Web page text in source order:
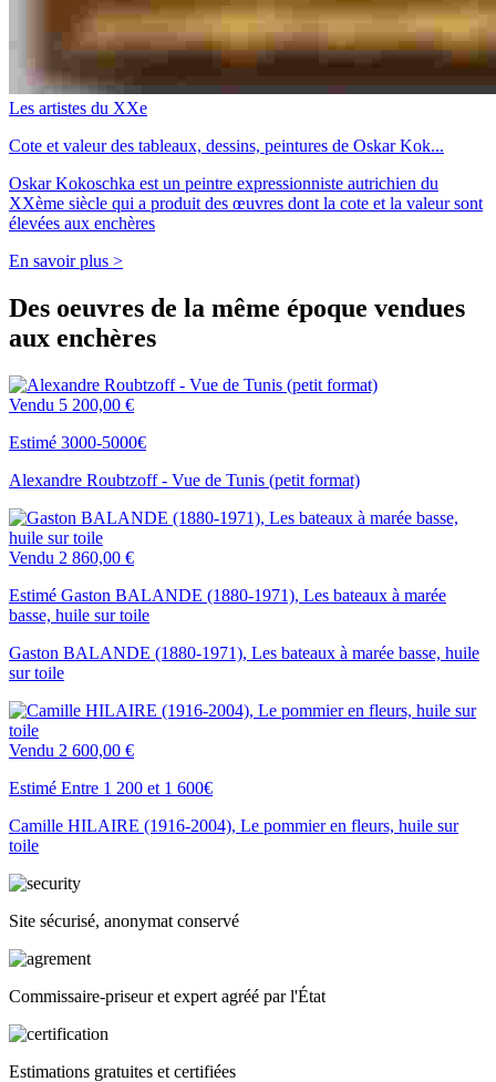
Les artistes du XXe
Cote et valeur des tableaux, dessins, peintures de Oskar Kok...
Oskar Kokoschka est un peintre expressionniste autrichien du
XXème siècle qui a produit des œuvres dont la cote et la valeur sont
élevées aux enchères
En savoir plus >
Des oeuvres de la même époque vendues
aux enchères
Vendu 5 200,00 €
Estimé 3000-5000€
Alexandre Roubtzoff - Vue de Tunis (petit format)
Vendu 2 860,00 €
Estimé Gaston BALANDE (1880-1971), Les bateaux à marée
basse, huile sur toile
Gaston BALANDE (1880-1971), Les bateaux à marée basse, huile
sur toile
Vendu 2 600,00 €
Estimé Entre 1 200 et 1 600€
Camille HILAIRE (1916-2004), Le pommier en fleurs, huile sur
toile
Site sécurisé, anonymat conservé
Commissaire-priseur et expert agréé par l'État
Estimations gratuites et certifiées